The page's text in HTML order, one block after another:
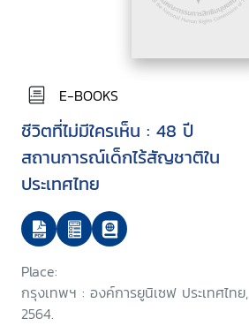
E-BOOKS
ชีวิตที่ไม่มีใครเห็น : 48 ปี
สถานการณ์เด็กไร้สัญชาติใน
ประเทศไทย
Place:
กรุงเทพฯ : องค์การยูนิเซฟ ประเทศไทย,
2564.